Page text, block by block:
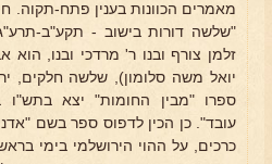
מאמרים הכוונות בענין פתח-תקוה.
"שלשה דורות בישוב - תקע"ב-
זלמן צורף ובנו ר' מרדכי ובנו, הוא
יואל משה סלומון), שלשה חלקים,
ספרו "מבין החומות" יצא בתש"ו
עובד". כן הכין לדפוס ספר בשם
כרכים, על ההוי הירושלמי בימי